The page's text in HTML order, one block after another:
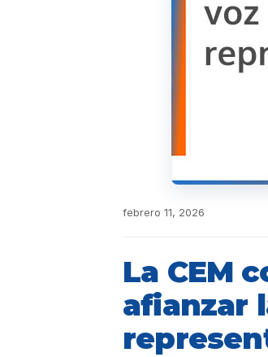
febrero 11, 2026
La CEM
afianzar